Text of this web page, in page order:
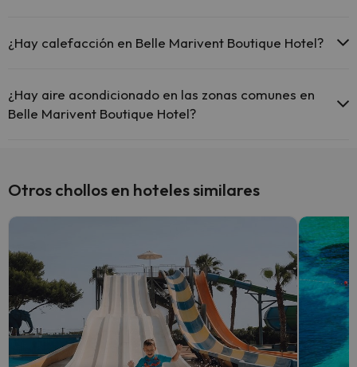
¿Hay calefacción en Belle Marivent Boutique Hotel?
comunes.
¿Hay aire acondicionado en las zonas comunes en
Belle Marivent Boutique Hotel?
Otros chollos en hoteles similares